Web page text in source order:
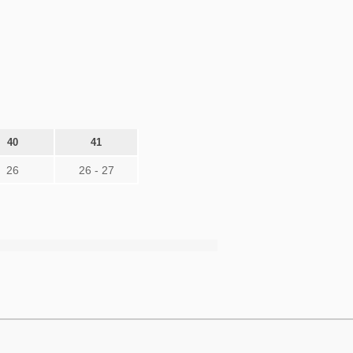
40 41
26 26 - 27